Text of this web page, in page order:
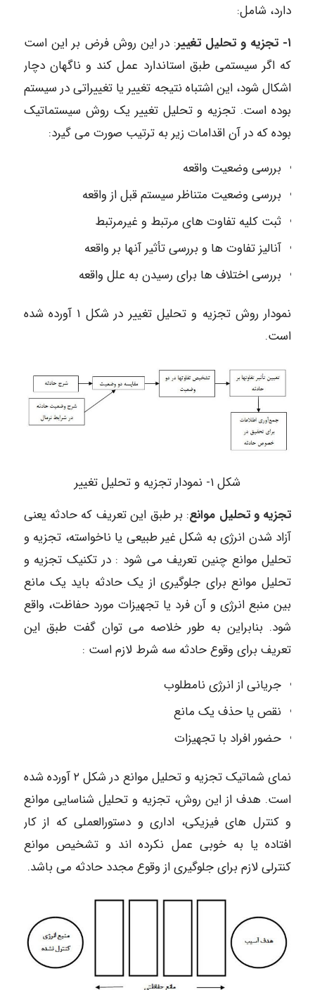
دارد، شامل:
١- تجزیه و تحلیل تغییر
: در این روش فرض بر این است
که اگر سیستمی طبق استاندارد عمل کند و ناگهان دچار
اشکال شود، این اشتباه نتیجه تغییر یا تغییراتی در سیستم
بوده است. تجزیه و تحلیل تغییر یک روش سیستماتیک
بوده که در آن اقدامات زیر به ترتیب صورت می گیرد:
بررسی وضعیت واقعه
بررسی وضعیت متناظر سیستم قبل از واقعه
ثبت کلیه تفاوت های مرتبط و غیرمرتبط
آنالیز تفاوت ها و بررسی تأثیر آنها بر واقعه
بررسی اختلاف ها برای رسیدن به علل واقعه
نمودار روش تجزیه و تحلیل تغییر در شکل ۱ آورده شده
است.
شکل ۱- نمودار تجزیه و تحلیل تغییر
تجزیه و تحلیل موانع: بر طبق این تعریف که حادثه یعنی
آزاد شدن انرژی به شکل غیر طبیعی یا ناخواسته، تجزیه و
تحلیل موانع چنین تعریف می شود : در تکنیک تجزیه و
تحلیل موانع برای جلوگیری از یک حادثه باید یک مانع
بین منبع انرژی و آن فرد یا تجهیزات مورد حفاظت، واقع
شود. بنابراین به طور خلاصه می توان گفت طبق این
تعریف برای وقوع حادثه سه شرط لازم است :
جریانی از انرژی نامطلوب
نقص یا حذف یک مانع
حضور افراد با تجهیزات
نمای شماتیک تجزیه و تحلیل موانع در شکل ۲ آورده شده
است. هدف از این روش، تجزیه و تحلیل شناسایی موانع
و کنترل های فیزیکی، اداری و دستورالعملی که از کار
افتاده یا به خوبی عمل نکرده اند و تشخیص موانع
کنترلی لازم برای جلوگیری از وقوع مجدد حادثه می باشد.